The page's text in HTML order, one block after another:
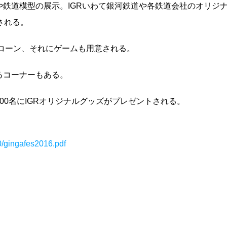
道模型の展示。IGRいわて銀河鉄道や各鉄道会社のオリジ
る。
ン、それにゲームも用意される。
ーナーもある。
名にIGRオリジナルグッズがプレゼントされる。
gingafes2016.pdf